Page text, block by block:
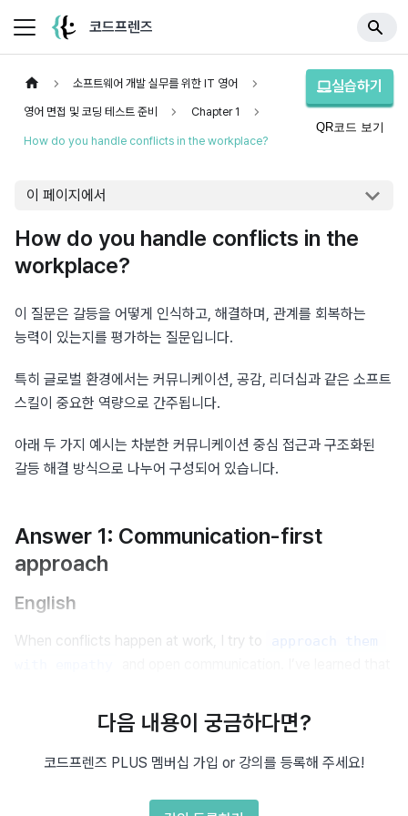
코드프렌즈
소프트웨어 개발 실무를 위한 IT 영어
영어 면접 및 코딩 테스트 준비 Chapter 1
How do you handle conflicts in the workplace?
실습하기
QR코드 보기
이 페이지에서
How do you handle conflicts in the
workplace?
이 질문은 갈등을 어떻게 인식하고, 해결하며, 관계를 회복하는
능력이 있는지를 평가하는 질문입니다.
특히 글로벌 환경에서는 커뮤니케이션, 공감, 리더십과 같은 소프트
스킬이 중요한 역량으로 간주됩니다.
아래 두 가지 예시는 차분한 커뮤니케이션 중심 접근과 구조화된
갈등 해결 방식으로 나누어 구성되어 있습니다.
Answer 1: Communication-first
approach
English
When conflicts happen at work, I try to
approach them
or miscommunication, so I first try to understand the other
person’s perspective without
making assumptions
disagreed on the implementation timeline. Instead of
다음 내용이 궁금하다면?
코드프렌즈 PLUS 멤버십 가입 or 강의를 등록해 주세요!